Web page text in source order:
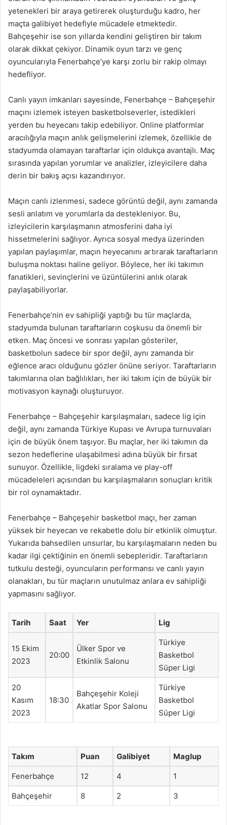
yetenekleri bir araya getirerek oluşturduğu kadro, her
maçta galibiyet hedefiyle mücadele etmektedir.
Bahçeşehir ise son yıllarda kendini geliştiren bir takım
olarak dikkat çekiyor. Dinamik oyun tarzı ve genç
oyuncularıyla Fenerbahçe’ye karşı zorlu bir rakip olmayı
hedefliyor.
Canlı yayın imkanları sayesinde, Fenerbahçe – Bahçeşehir
maçını izlemek isteyen basketbolseverler, istedikleri
yerden bu heyecanı takip edebiliyor. Online platformlar
aracılığıyla maçın anlık gelişmelerini izlemek, özellikle de
stadyumda olamayan taraftarlar için oldukça avantajlı. Maç
sırasında yapılan yorumlar ve analizler, izleyicilere daha
derin bir bakış açısı kazandırıyor.
Maçın canlı izlenmesi, sadece görüntü değil, aynı zamanda
sesli anlatım ve yorumlarla da destekleniyor. Bu,
izleyicilerin karşılaşmanın atmosferini daha iyi
hissetmelerini sağlıyor. Ayrıca sosyal medya üzerinden
yapılan paylaşımlar, maçın heyecanını artırarak taraftarların
buluşma noktası haline geliyor. Böylece, her iki takımın
fanatikleri, sevinçlerini ve üzüntülerini anlık olarak
paylaşabiliyorlar.
Fenerbahçe’nin ev sahipliği yaptığı bu tür maçlarda,
stadyumda bulunan taraftarların coşkusu da önemli bir
etken. Maç öncesi ve sonrası yapılan gösteriler,
basketbolun sadece bir spor değil, aynı zamanda bir
eğlence aracı olduğunu gözler önüne seriyor. Taraftarların
takımlarına olan bağlılıkları, her iki takım için de büyük bir
motivasyon kaynağı oluşturuyor.
Fenerbahçe – Bahçeşehir karşılaşmaları, sadece lig için
değil, aynı zamanda Türkiye Kupası ve Avrupa turnuvaları
için de büyük önem taşıyor. Bu maçlar, her iki takımın da
sezon hedeflerine ulaşabilmesi adına büyük bir fırsat
sunuyor. Özellikle, ligdeki sıralama ve play-off
mücadeleleri açısından bu karşılaşmaların sonuçları kritik
bir rol oynamaktadır.
Fenerbahçe – Bahçeşehir basketbol maçı, her zaman
yüksek bir heyecan ve rekabetle dolu bir etkinlik olmuştur.
Yukarıda bahsedilen unsurlar, bu karşılaşmaların neden bu
kadar ilgi çektiğinin en önemli sebepleridir. Taraftarların
tutkulu desteği, oyuncuların performansı ve canlı yayın
olanakları, bu tür maçların unutulmaz anlara ev sahipliği
yapmasını sağlıyor.
Tarih Saat Yer Lig
15 Ekim
2023
20:00
Ülker Spor ve
Etkinlik Salonu
Türkiye
Basketbol
Süper Ligi
20
Kasım
2023
18:30
Bahçeşehir Koleji
Akatlar Spor Salonu
Türkiye
Basketbol
Süper Ligi
Takım Puan Galibiyet Maglup
Fenerbahçe 12 4 1
Bahçeşehir 8 2 3